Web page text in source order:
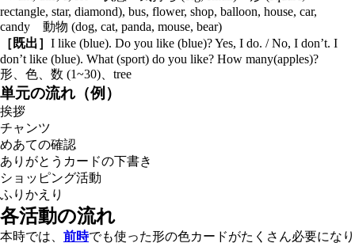
rectangle, star, diamond), bus, flower, shop, balloon, house, car,
candy 動物 (dog, cat, panda, mouse, bear)
［既出］ I like (blue). Do you like (blue)? Yes, I do. / No, I don’t. I
don’t like (blue). What (sport) do you like? How many(apples)?
形、色、数 (1~30)、tree
単元の流れ（例）
挨拶
チャンツ
めあての確認
ありがとうカードの下書き
ショッピング活動
ふりかえり
各活動の流れ
本時では、 前時でも使った形の色カードがたくさん必要になり